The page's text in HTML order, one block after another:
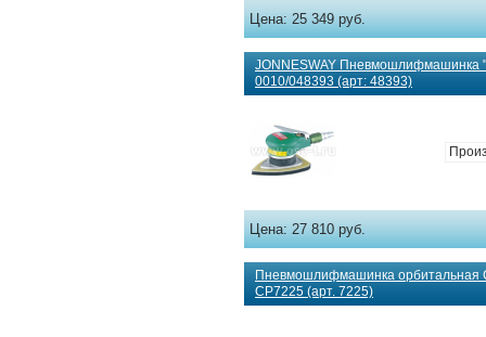
Цена:25 349 руб.
JONNESWAY Пневмошлифмашинка
0010/048393 (арт: 48393)
Цена:27 810 руб.
Пневмошлифмашинка орбитальная
CP7225 (арт. 7225)